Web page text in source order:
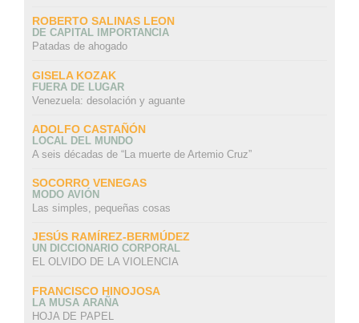
ROBERTO SALINAS LEON
DE CAPITAL IMPORTANCIA
Patadas de ahogado
GISELA KOZAK
FUERA DE LUGAR
Venezuela: desolación y aguante
ADOLFO CASTAÑÓN
LOCAL DEL MUNDO
A seis décadas de “La muerte de Artemio Cruz”
SOCORRO VENEGAS
MODO AVIÓN
Las simples, pequeñas cosas
JESÚS RAMÍREZ-BERMÚDEZ
UN DICCIONARIO CORPORAL
EL OLVIDO DE LA VIOLENCIA
FRANCISCO HINOJOSA
LA MUSA ARAÑA
HOJA DE PAPEL